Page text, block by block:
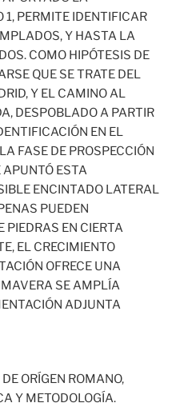
1, PERMITE IDENTIFICAR
Y HASTA LA
COMO HIPÓTESIS DE
QUE SE TRATE DEL
Y EL CAMINO AL
DESPOBLADO A PARTIR
EN EL
FASE DE PROSPECCIÓN
APUNTÓ ESTA
ENCINTADO LATERAL
PUEDEN
PIEDRAS EN CIERTA
EL CRECIMIENTO
OFRECE UNA
SE AMPLÍA
ADJUNTA
ORÍGEN ROMANO,
Y METODOLOGÍA.